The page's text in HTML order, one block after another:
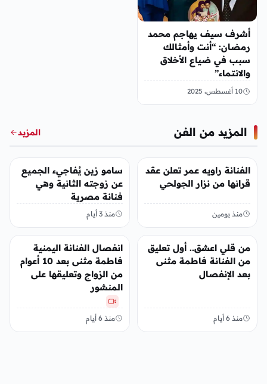
أشرف سيف يهاجم محمد
رمضان: “أنت وأمثالك
سبب في ضياع الأخلاق
والانتماء”
10 أغسطس، 2025
المزيد من الفن المزيد
الفن
الفنانة راويه عمر تعلن عقد
قرانها من نزار الجولحي
منذ يومين
الفن
سامو زين يُفاجيء الجميع
عن زوجته الثانية وهي
فنانة مصرية
منذ 3 أيام
من قلي اعشق.. أول تعليق
من الفنانة فاطمة مثنى
بعد الإنفصال
منذ 6 أيام
الفن
انفصال الفنانة اليمنية
فاطمة مثنى بعد 10 أعوام
من الزواج وتعليقها على
المنشور
منذ 6 أيام